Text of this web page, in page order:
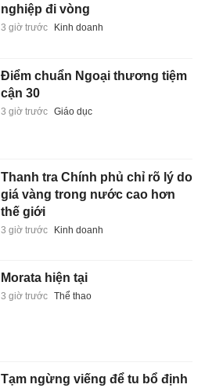
nghiệp đi vòng
3 giờ trước Kinh doanh
Điểm chuẩn Ngoại thương tiệm
cận 30
3 giờ trước Giáo dục
Thanh tra Chính phủ chỉ rõ lý do
giá vàng trong nước cao hơn
thế giới
3 giờ trước Kinh doanh
Morata hiện tại
3 giờ trước Thể thao
Tạm ngừng viếng để tu bổ định